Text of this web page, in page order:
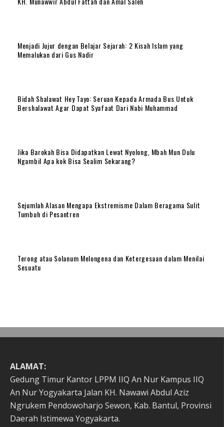
Menjadi Jujur dengan Belajar Sejarah: 2 Kisah Islam yang
Memalukan dari Gus Nadir
Bidah Shalawat Hey Tayo: Seruan Kepada Armada Bus Untuk
Bershalawat Agar Dapat Syafaat Dari Nabi Muhammad
Jika Barokah Bisa Didapatkan Lewat Nyolong, Mbah Mun Dulu
Ngambil Apa kok Bisa Sealim Sekarang?
Sejumlah Alasan Mengapa Ekstremisme Dalam Beragama Sulit
Tumbuh di Pesantren
Terong atau Solanum Melongena dan Ketergesaan dalam Menilai
Sesuatu
ALAMAT:
Gedung Timur Kantor LPPM IIQ An Nur Kampus IIQ
An Nur Yogyakarta Jalan KH. Nawawi Abdul Aziz
Ngrukem Pendowoharjo Sewon, Kab. Bantul, Provinsi
Daerah Istimewa Yogyakarta.